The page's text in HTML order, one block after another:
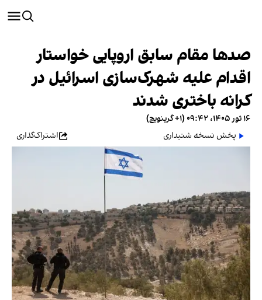
صدها مقام سابق اروپایی خواستار
اقدام علیه شهرک‌سازی اسرائیل در
کرانه باختری شدند
۱۶ ثور ۱۴۰۵، ۰۹:۴۲ (‎+۱ گرینویچ)
پخش نسخه شنیداری
اشتراک‌گذاری